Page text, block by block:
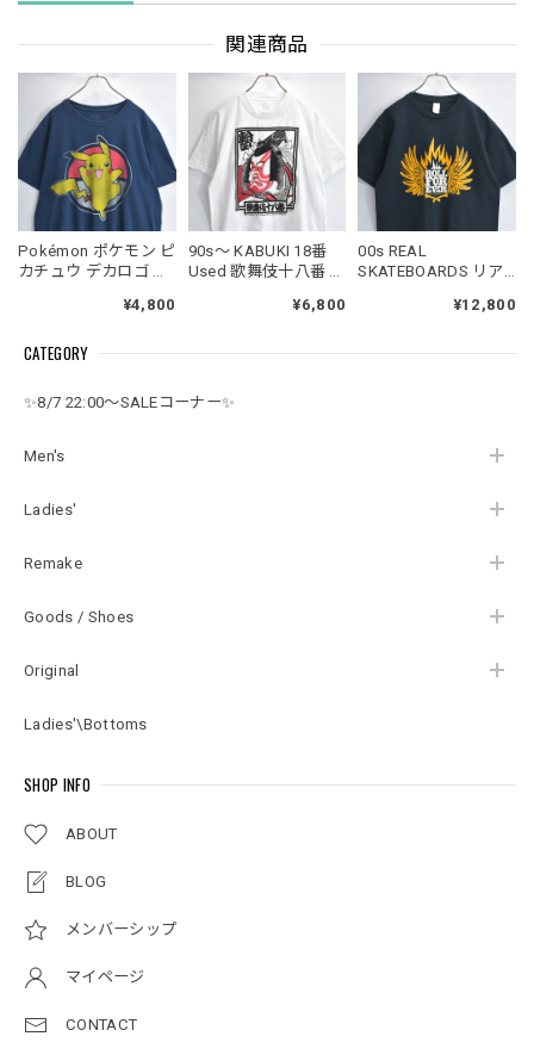
CATEGORY
✨8/7 22:00～SALEコーナー✨
Men's
Ladies'
Remake
Goods / Shoes
Original
Ladies'\Bottoms
SHOP INFO
ABOUT
BLOG
メンバーシップ
マイページ
CONTACT
関連商品
Pokémon ポケモン ピ
カチュウ デカロゴ フ
メ キャラクター 半袖
USED ヴィンテージ
ズ XLサイズ
¥4,800
90s～ KABUKI 18番
Used 歌舞伎十八番 市
取 グラフィックプリ
袖Tシャツ ホワイト S
テージ ビンテージ 古
着 メンズ Sサイズ
¥6,800
00s REAL
SKATEBOARDS リア
袖 Tシャツ クルーネ
バックプリント ウイ
¥12,800